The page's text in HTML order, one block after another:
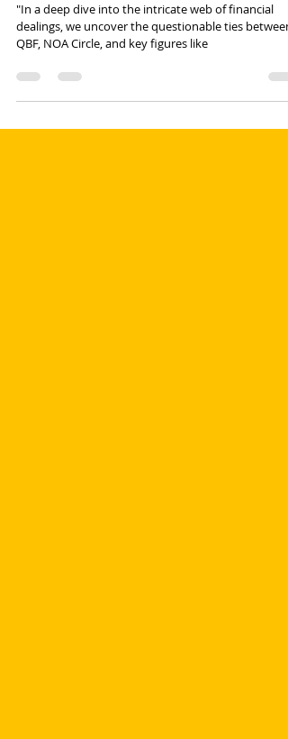
справу кола NOA | QBFExp...
"In a deep dive into the intricate web of financial
QBF, NOA Circle, and key figures like